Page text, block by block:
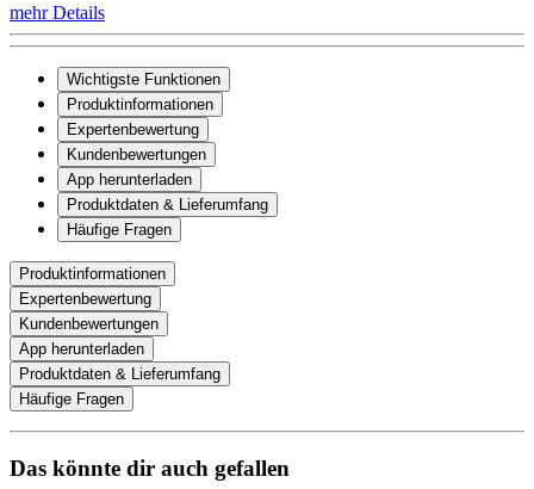
mehr Details
Wichtigste Funktionen
Produktinformationen
Expertenbewertung
Kundenbewertungen
App herunterladen
Produktdaten & Lieferumfang
Häufige Fragen
Produktinformationen
Expertenbewertung
Kundenbewertungen
App herunterladen
Produktdaten & Lieferumfang
Häufige Fragen
Das könnte dir auch gefallen